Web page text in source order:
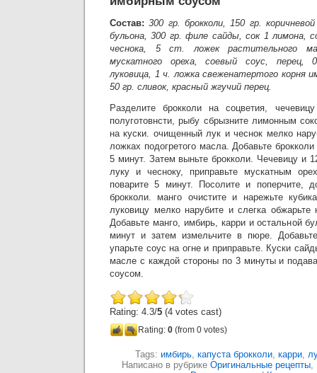
Состав:300 гр. брокколи, 150 гр.
бульона, 300 гр. филе сайды, сок 1 лимона,
чеснока, 5 ст. ложек растительного
мускатного ореха, соевый соус, перец,
луковица, 1 ч. ложка свеженатертого корня
50 гр. сливок, красный жгучий перец.
Разделите брокколи на соцветия,
полуготовнсти, рыбу сбрызните лимонным
на куски. очищенный лук и чеснок мелко
ложках подогретого масла. Добавьте
5 минут. Затем выньте брокколи. Чечевицу и
луку и чесноку, приправьте мускатным
поварите 5 минут. Посолите и поперчите,
брокколи. манго очистите и нарежьте
луковицу мелко нарубите и слегка
Добавьте манго, имбирь, карри и остальной
минут и затем измельчите в пюре.
упарьте соус на огне и приправьте. Куски
масле с каждой стороны по 3 минуты и
соусом.
Rating: 4.3/5 (4 votes cast)
Rating: 0 (from 0 votes)
Tags: имбирь, капуста брокколи, карри,
Написано в рубрике Оригинальные рецепты,